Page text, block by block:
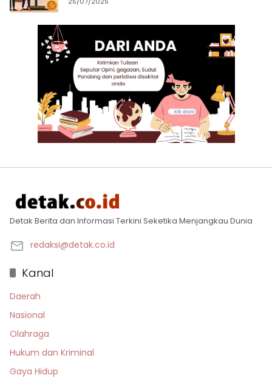
Detak Berita dan Informasi Terkini Seketika Menjangkau Dunia
redaksi@detak.co.id
Kanal
Daerah
Nasional
Olahraga
Hukum dan Kriminal
Gaya Hidup